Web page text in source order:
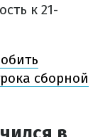
к 21-
сборной